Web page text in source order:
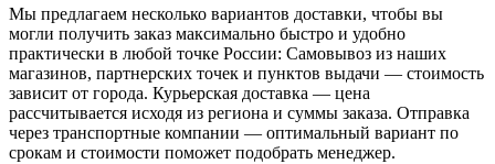
Мы предлагаем несколько вариантов доставки, чтобы вы
могли получить заказ максимально быстро и удобно
практически в любой точке России: Самовывоз из наших
магазинов, партнерских точек и пунктов выдачи — стоимость
зависит от города. Курьерская доставка — цена
рассчитывается исходя из региона и суммы заказа. Отправка
через транспортные компании — оптимальный вариант по
срокам и стоимости поможет подобрать менеджер.